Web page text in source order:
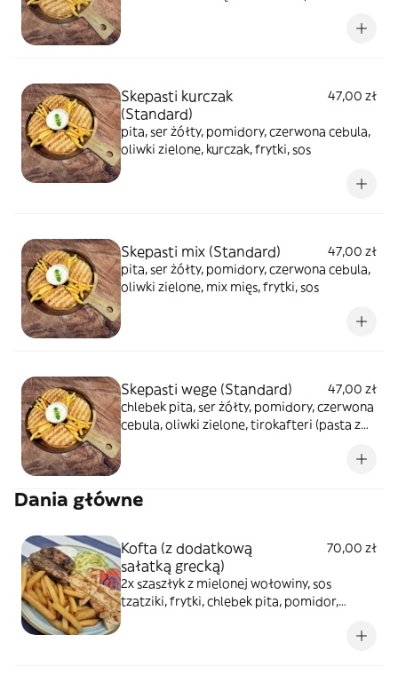
Skepasti kurczak
(Standard)
47,00 zł
pita, ser żółty, pomidory, czerwona cebula,
oliwki zielone, kurczak, frytki, sos
Skepasti mix (Standard)
47,00 zł
pita, ser żółty, pomidory, czerwona cebula,
oliwki zielone, mix mięs, frytki, sos
Skepasti wege (Standard)
47,00 zł
chlebek pita, ser żółty, pomidory, czerwona
cebula, oliwki zielone, tirokafteri (pasta z
dressing musztardowo-miodowy, sos, frytki
Dania główne
Kofta (z dodatkową
sałatką grecką)
70,00 zł
2x szaszłyk z mielonej wołowiny, sos
tzatziki, frytki, chlebek pita, pomidor,